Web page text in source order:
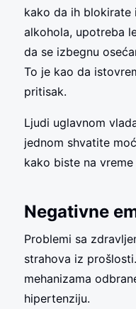
kako da ih blokirate
alkohola, upotreba
da se izbegnu
To je kao da
pritisak.
Ljudi uglavnom
jednom shvatite
kako biste na
Negativne
Problemi sa
strahova iz
mehanizama
hipertenziju.